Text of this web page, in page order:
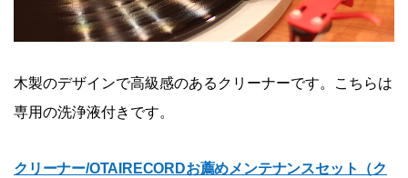
木製のデザインで高級感のあるクリーナーです。こちらは
専用の洗浄液付きです。
クリーナー/OTAIRECORDお薦めメンテナンスセット（ク